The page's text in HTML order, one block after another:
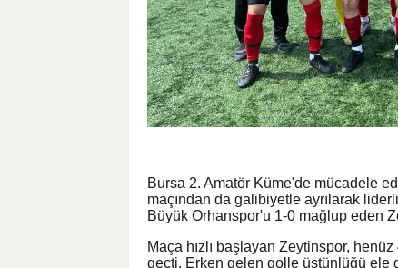
Bursa 2. Amatör Küme'de mücadele
maçından da galibiyetle ayrılarak
Büyük Orhanspor'u 1-0 mağlup eden
Maça hızlı başlayan Zeytinspor,
geçti. Erken gelen golle üstünlüğü ele